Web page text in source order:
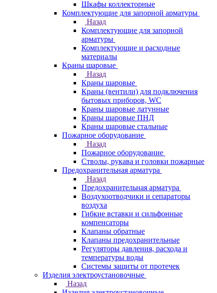
Шкафы коллекторные
Комплектующие для запорной арматуры
Назад
Комплектующие для запорной
арматуры
Комплектующие и расходные
материалы
Краны шаровые
Назад
Краны шаровые
Краны (вентили) для подключения
бытовых приборов, WC
Краны шаровые латунные
Краны шаровые ПНД
Краны шаровые стальные
Пожарное оборудование
Назад
Пожарное оборудование
Стволы, рукава и головки пожарные
Предохранительная арматура
Назад
Предохранительная арматура
Воздухоотводчики и сепараторы
воздуха
Гибкие вставки и сильфонные
компенсаторы
Клапаны обратные
Клапаны предохранительные
Регуляторы давления, расхода и
температуры воды
Системы защиты от протечек
Изделия электроустановочные
Назад